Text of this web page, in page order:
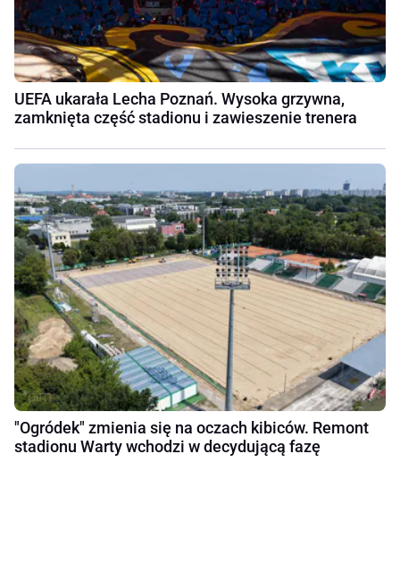
UEFA ukarała Lecha Poznań. Wysoka grzywna,
zamknięta część stadionu i zawieszenie trenera
"Ogródek" zmienia się na oczach kibiców. Remont
stadionu Warty wchodzi w decydującą fazę